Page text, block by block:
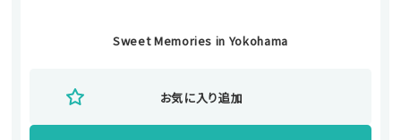
Sweet Memories in Yokohama
お気に入り追加